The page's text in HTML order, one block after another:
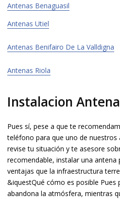
Antenas Benaguasil
Antenas Utiel
Antenas Benifairo De La Valldigna
Antenas Riola
Instalacion
Pues sí, pese a que te
teléfono para que uno de nuestros
revise tu situación y te asesore
recomendable, instalar una antena
ventajas que la infraestructura
&iquestQué cómo es posible Pues
abandona la atmósfera, mientras